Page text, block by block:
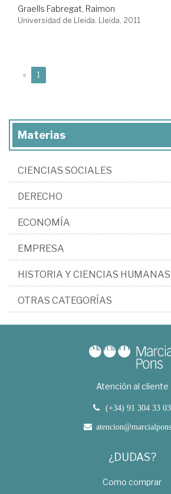
Graells Fabregat, Raimon
Universidad de Lleida. Lleida, 2011
« 1
Materias
CIENCIAS SOCIALES
DERECHO
ECONOMÍA
EMPRESA
HISTORIA Y CIENCIAS HUMANAS
OTRAS CATEGORÍAS
Atención al cliente
(+34) 91 304 33 03
¿DUDAS?
Como comprar